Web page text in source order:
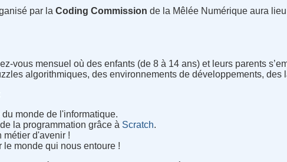
par laCoding Commission de la Mêlée Numérique aura
vous mensuel où des enfants (de 8 à 14 ans) et leurs parents
algorithmiques, des environnements de développements, des
monde de l'informatique.
la programmation grâce à Scratch.
métier d'avenir !
monde qui nous entoure !